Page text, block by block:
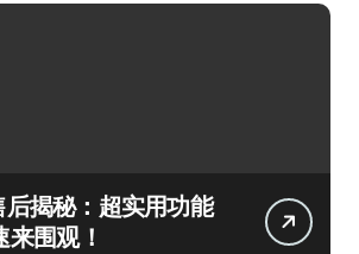
揭秘：超实用功能
围观！